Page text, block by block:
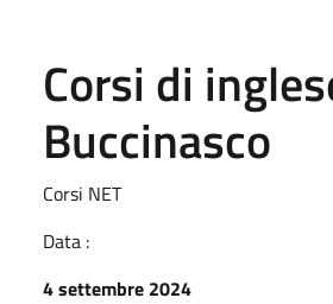
Corsi di
Buccinasco
Corsi NET
Data :
4 settembre 2024